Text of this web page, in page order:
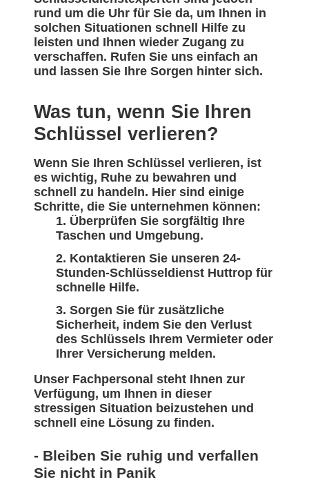
rund um die Uhr für Sie da, um Ihnen in
solchen Situationen schnell Hilfe zu
leisten und Ihnen wieder Zugang zu
verschaffen. Rufen Sie uns einfach an
und lassen Sie Ihre Sorgen hinter sich.
Was tun, wenn Sie Ihren
Schlüssel verlieren?
Wenn Sie Ihren Schlüssel verlieren, ist
es wichtig, Ruhe zu bewahren und
schnell zu handeln. Hier sind einige
Schritte, die Sie unternehmen können:
Überprüfen Sie sorgfältig Ihre
Taschen und Umgebung.
Kontaktieren Sie unseren 24-
Stunden-Schlüsseldienst Huttrop für
schnelle Hilfe.
Sorgen Sie für zusätzliche
Sicherheit, indem Sie den Verlust
des Schlüssels Ihrem Vermieter oder
Ihrer Versicherung melden.
Unser Fachpersonal steht Ihnen zur
Verfügung, um Ihnen in dieser
stressigen Situation beizustehen und
schnell eine Lösung zu finden.
- Bleiben Sie ruhig und verfallen
Sie nicht in Panik